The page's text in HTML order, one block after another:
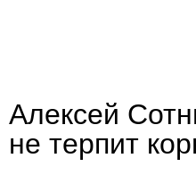
Алексей
не терпит